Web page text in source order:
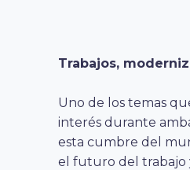
Trabajos,
Uno de los temas
interés durante
esta cumbre del
el futuro del trabajo